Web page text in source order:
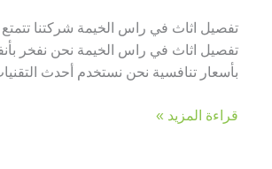
تفصيل اثاث في راس الخيمة شركتنا تتمتع
تفصيل اثاث في راس الخيمة نحن نفخر
بأسعار تنافسية نحن نستخدم أحدث
قراءة المزيد »